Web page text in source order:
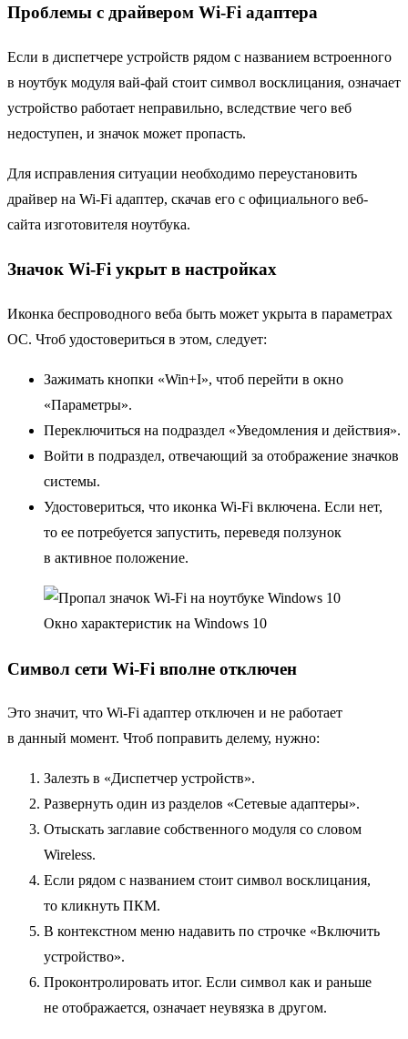
Проблемы с драйвером Wi-Fi адаптера
Если в диспетчере устройств рядом с названием встроенного
в ноутбук модуля вай-фай стоит символ восклицания, означает
устройство работает неправильно, вследствие чего веб
недоступен, и значок может пропасть.
Для исправления ситуации необходимо переустановить
драйвер на Wi-Fi адаптер, скачав его с официального веб-
сайта изготовителя ноутбука.
Значок Wi-Fi укрыт в настройках
Иконка беспроводного веба быть может укрыта в параметрах
ОС. Чтоб удостовериться в этом, следует:
Зажимать кнопки «Win+I», чтоб перейти в окно
«Параметры».
Переключиться на подраздел «Уведомления и действия».
Войти в подраздел, отвечающий за отображение значков
системы.
Удостовериться, что иконка Wi-Fi включена. Если нет,
то ее потребуется запустить, переведя ползунок
в активное положение.
Окно характеристик на Windows 10
Символ сети Wi-Fi вполне отключен
Это значит, что Wi-Fi адаптер отключен и не работает
в данный момент. Чтоб поправить делему, нужно:
Залезть в «Диспетчер устройств».
Развернуть один из разделов «Сетевые адаптеры».
Отыскать заглавие собственного модуля со словом
Wireless.
Если рядом с названием стоит символ восклицания,
то кликнуть ПКМ.
В контекстном меню надавить по строчке «Включить
устройство».
Проконтролировать итог. Если символ как и раньше
не отображается, означает неувязка в другом.